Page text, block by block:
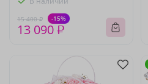
15 400 ₽ -15%
13 090 ₽